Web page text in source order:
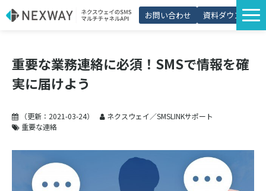
お問い合わせ 資料ダウンロード
選ばれる理由
導入事例
コラム
パートナー制度
重要な業務連絡に必須！SMSで情報を確
実に届けよう
（更新： 2021-03-24）
ネクスウェイ／SMSLINKサポート
重要な連絡